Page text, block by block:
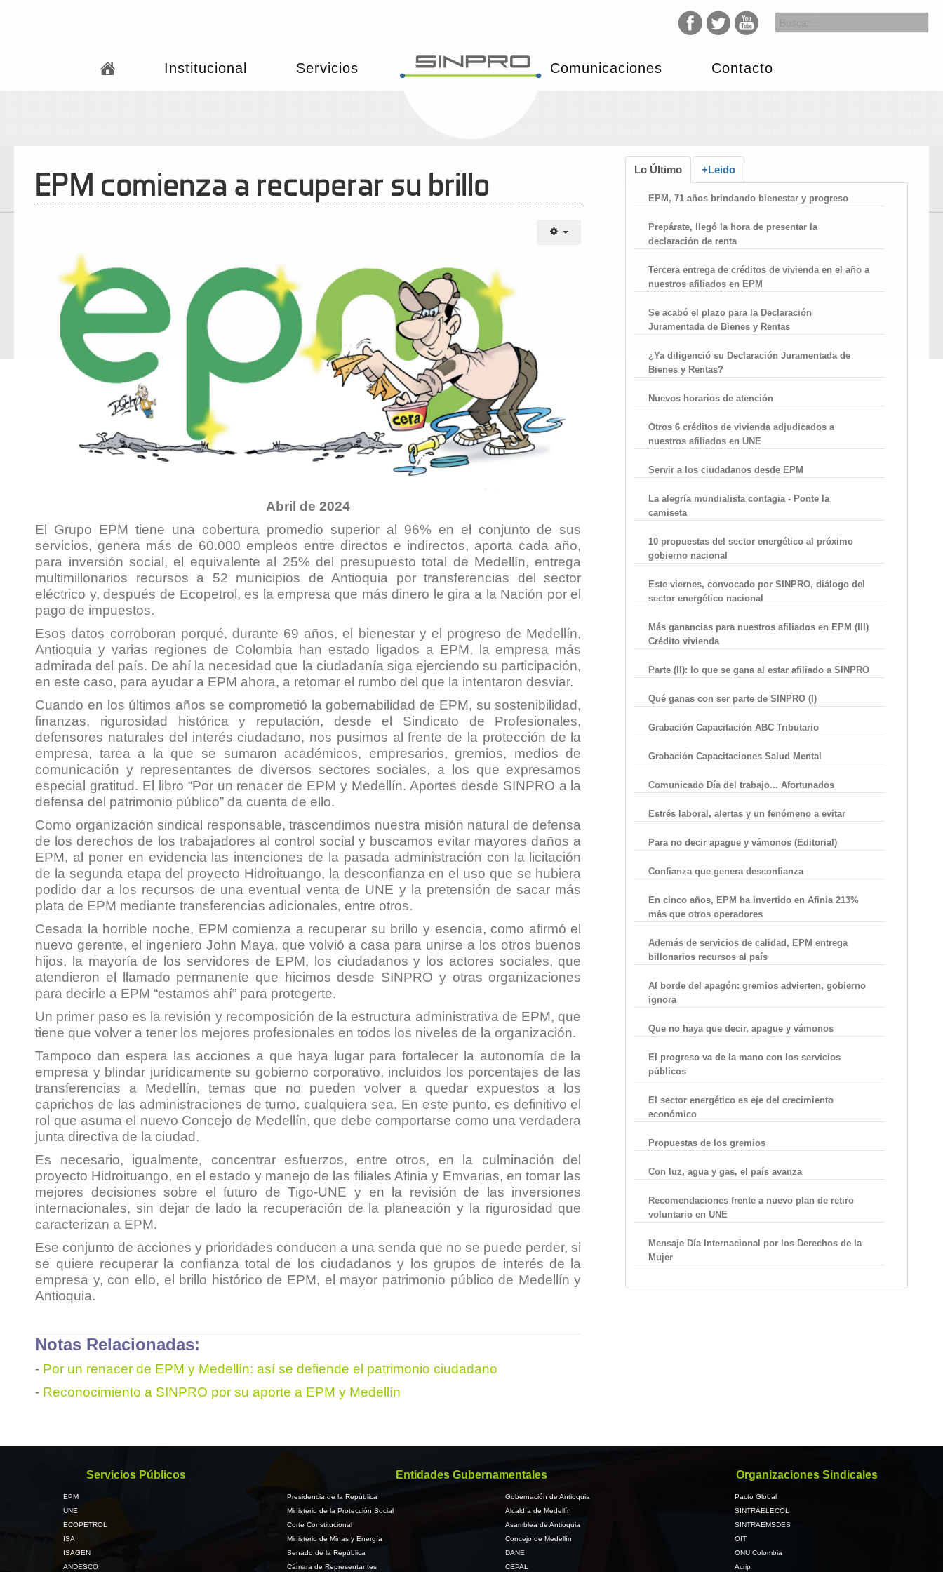
Institucional Servicios Comunicaciones Contacto
EPM comienza a recuperar su brillo
Abril de 2024
El Grupo EPM tiene una cobertura promedio superior al 96% en el conjunto de sus
servicios, genera más de 60.000 empleos entre directos e indirectos, aporta cada año,
para inversión social, el equivalente al 25% del presupuesto total de Medellín, entrega
multimillonarios recursos a 52 municipios de Antioquia por transferencias del sector
eléctrico y, después de Ecopetrol, es la empresa que más dinero le gira a la Nación por el
pago de impuestos.
Esos datos corroboran porqué, durante 69 años, el bienestar y el progreso de Medellín,
Antioquia y varias regiones de Colombia han estado ligados a EPM, la empresa más
admirada del país. De ahí la necesidad que la ciudadanía siga ejerciendo su participación,
en este caso, para ayudar a EPM ahora, a retomar el rumbo del que la intentaron desviar.
Cuando en los últimos años se comprometió la gobernabilidad de EPM, su sostenibilidad,
finanzas, rigurosidad histórica y reputación, desde el Sindicato de Profesionales,
defensores naturales del interés ciudadano, nos pusimos al frente de la protección de la
empresa, tarea a la que se sumaron académicos, empresarios, gremios, medios de
comunicación y representantes de diversos sectores sociales, a los que expresamos
especial gratitud. El libro “Por un renacer de EPM y Medellín. Aportes desde SINPRO a la
defensa del patrimonio público” da cuenta de ello.
Como organización sindical responsable, trascendimos nuestra misión natural de defensa
de los derechos de los trabajadores al control social y buscamos evitar mayores daños a
EPM, al poner en evidencia las intenciones de la pasada administración con la licitación
de la segunda etapa del proyecto Hidroituango, la desconfianza en el uso que se hubiera
podido dar a los recursos de una eventual venta de UNE y la pretensión de sacar más
plata de EPM mediante transferencias adicionales, entre otros.
Cesada la horrible noche, EPM comienza a recuperar su brillo y esencia, como afirmó el
nuevo gerente, el ingeniero John Maya, que volvió a casa para unirse a los otros buenos
hijos, la mayoría de los servidores de EPM, los ciudadanos y los actores sociales, que
atendieron el llamado permanente que hicimos desde SINPRO y otras organizaciones
para decirle a EPM “estamos ahí” para protegerte.
Un primer paso es la revisión y recomposición de la estructura administrativa de EPM, que
tiene que volver a tener los mejores profesionales en todos los niveles de la organización.
Tampoco dan espera las acciones a que haya lugar para fortalecer la autonomía de la
empresa y blindar jurídicamente su gobierno corporativo, incluidos los porcentajes de las
transferencias a Medellín, temas que no pueden volver a quedar expuestos a los
caprichos de las administraciones de turno, cualquiera sea. En este punto, es definitivo el
rol que asuma el nuevo Concejo de Medellín, que debe comportarse como una verdadera
junta directiva de la ciudad.
Es necesario, igualmente, concentrar esfuerzos, entre otros, en la culminación del
proyecto Hidroituango, en el estado y manejo de las filiales Afinia y Emvarias, en tomar las
mejores decisiones sobre el futuro de Tigo-UNE y en la revisión de las inversiones
internacionales, sin dejar de lado la recuperación de la planeación y la rigurosidad que
caracterizan a EPM.
Ese conjunto de acciones y prioridades conducen a una senda que no se puede perder, si
se quiere recuperar la confianza total de los ciudadanos y los grupos de interés de la
empresa y, con ello, el brillo histórico de EPM, el mayor patrimonio público de Medellín y
Antioquia.
Notas Relacionadas:
- Por un renacer de EPM y Medellín: así se defiende el patrimonio ciudadano
- Reconocimiento a SINPRO por su aporte a EPM y Medellín
Lo Último +Leido
EPM, 71 años brindando bienestar y progreso
Prepárate, llegó la hora de presentar la
declaración de renta
Tercera entrega de créditos de vivienda en el año a
nuestros afiliados en EPM
Se acabó el plazo para la Declaración
Juramentada de Bienes y Rentas
¿Ya diligenció su Declaración Juramentada de
Bienes y Rentas?
Nuevos horarios de atención
Otros 6 créditos de vivienda adjudicados a
nuestros afiliados en UNE
Servir a los ciudadanos desde EPM
La alegría mundialista contagia - Ponte la
camiseta
10 propuestas del sector energético al próximo
gobierno nacional
Este viernes, convocado por SINPRO, diálogo del
sector energético nacional
Más ganancias para nuestros afiliados en EPM (III)
Crédito vivienda
Parte (II): lo que se gana al estar afiliado a SINPRO
Qué ganas con ser parte de SINPRO (I)
Grabación Capacitación ABC Tributario
Grabación Capacitaciones Salud Mental
Comunicado Día del trabajo... Afortunados
Estrés laboral, alertas y un fenómeno a evitar
Para no decir apague y vámonos (Editorial)
Confianza que genera desconfianza
En cinco años, EPM ha invertido en Afinia 213%
más que otros operadores
Además de servicios de calidad, EPM entrega
billonarios recursos al país
Al borde del apagón: gremios advierten, gobierno
ignora
Que no haya que decir, apague y vámonos
El progreso va de la mano con los servicios
públicos
El sector energético es eje del crecimiento
económico
Propuestas de los gremios
Con luz, agua y gas, el país avanza
Recomendaciones frente a nuevo plan de retiro
voluntario en UNE
Mensaje Día Internacional por los Derechos de la
Mujer
Servicios Públicos
EPM
UNE
ECOPETROL
ISA
ISAGEN
ANDESCO
Entidades Gubernamentales
Presidencia de la República
Ministerio de la Protección Social
Corte Constitucional
Ministerio de Minas y Energía
Senado de la República
Cámara de Representantes
Gobernación de Antioquia
Alcaldía de Medellín
Asamblea de Antioquia
Concejo de Medellín
DANE
CEPAL
Organizaciones Sindicales
Pacto Global
SINTRAELECOL
SINTRAEMSDES
OIT
ONU Colombia
Acrip